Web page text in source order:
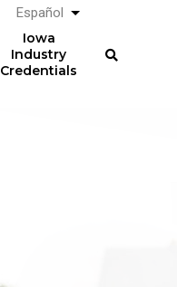
Iowa
Industry
Credentials
Español List additional